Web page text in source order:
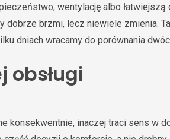
wentylację albo łatwiejszą
dobrze brzmi, lecz niewiele zmienia.
dniach wracamy do porównania
obsługi
konsekwentnie, inaczej traci sens w